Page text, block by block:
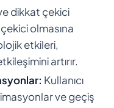
dikkat çekici
olmasına
etkileri,
artırır.
Kullanıcı
ve geçiş